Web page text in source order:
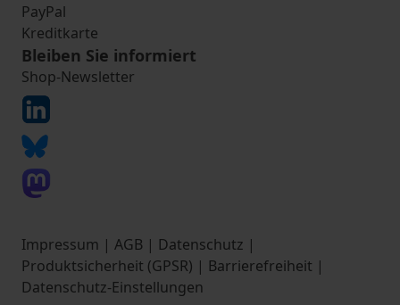
PayPal
Kreditkarte
Bleiben Sie informiert
Shop-Newsletter
Impressum | AGB | Datenschutz |
Produktsicherheit (GPSR) | Barrierefreiheit |
Datenschutz-Einstellungen